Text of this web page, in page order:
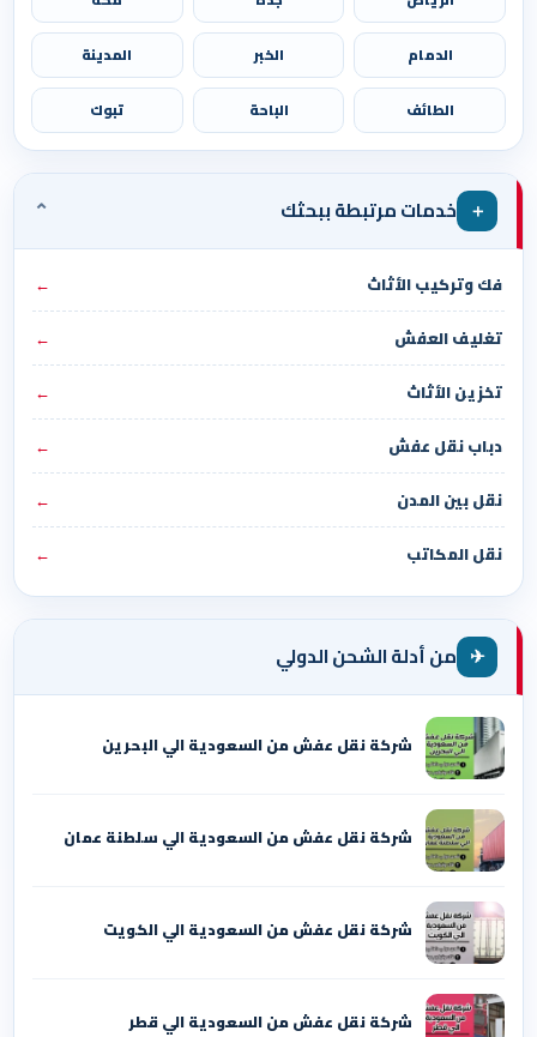
الدمام الخبر المدينة
الطائف الباحة تبوك
＋ خدمات مرتبطة ببحثك ⌄
فك وتركيب الأثاث
←
تغليف العفش
←
تخزين الأثاث
←
دباب نقل عفش
←
نقل بين المدن
←
نقل المكاتب
←
✈ من أدلة الشحن الدولي
شركة نقل عفش من السعودية الي البحرين
شركة نقل عفش من السعودية الي سلطنة عمان
شركة نقل عفش من السعودية الي الكويت
شركة نقل عفش من السعودية الي قطر